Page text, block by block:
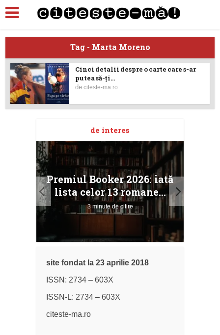
Tag - Marta Moreno
Cinci detalii despre o carte care s-ar
putea să-ţi...
deciteste-ma.ro
de interes
Premiul Booker 2026: iată
lista celor 13 romane...
3 minute de citire
site fondat la 23 aprilie 2018
ISSN: 2734 – 603X
ISSN-L: 2734 – 603X
citeste-ma.ro